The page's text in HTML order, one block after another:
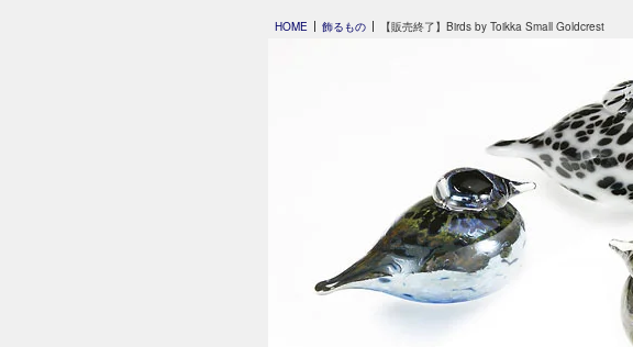
HOME 飾るもの 【販売終了】Birds by Toikka Small Goldcrest